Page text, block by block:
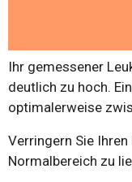
Ihr gemessener
deutlich zu hoch.
optimalerweise
Verringern Sie
Normalbereich zu